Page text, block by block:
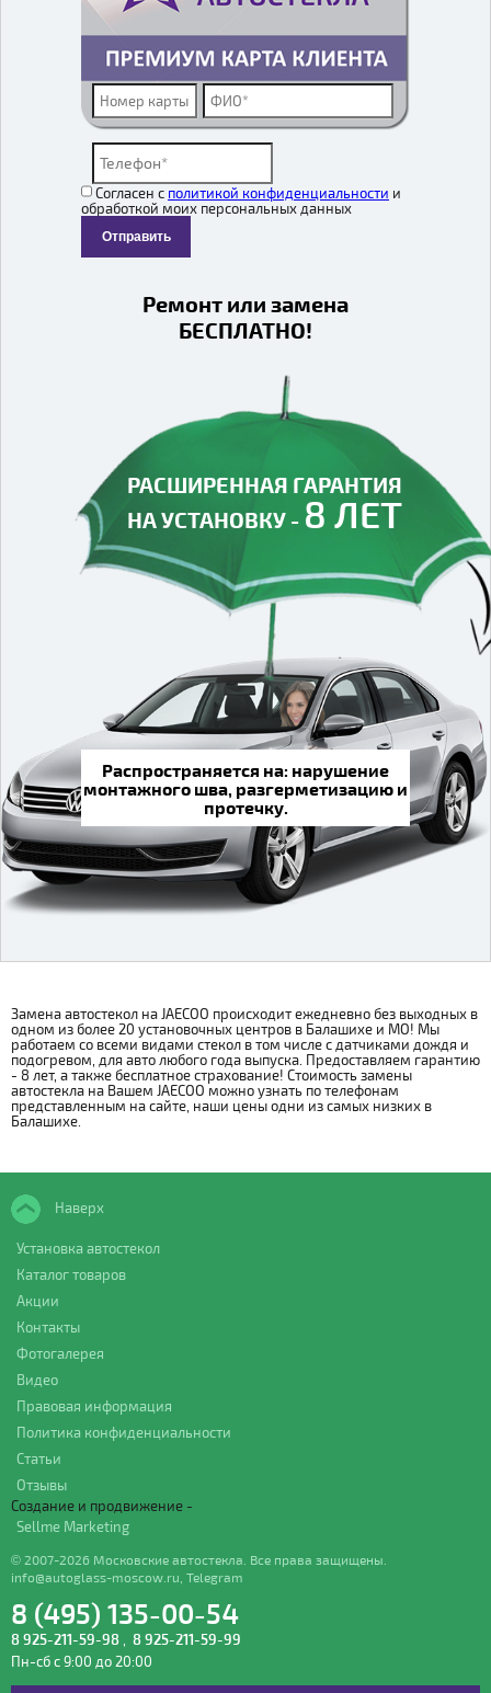
Согласен с политикой конфиденциальности и
обработкой моих персональных данных
Отправить
Ремонт или замена
БЕСПЛАТНО!
РАСШИРЕННАЯ ГАРАНТИЯ
НА УСТАНОВКУ - 8 ЛЕТ
Распространяется на: нарушение
монтажного шва, разгерметизацию и
протечку.
Замена автостекол на JAECOO происходит ежедневно без выходных в
одном из более 20 установочных центров в Балашихе и МО! Мы
работаем со всеми видами стекол в том числе с датчиками дождя и
подогревом, для авто любого года выпуска. Предоставляем гарантию
- 8 лет, а также бесплатное страхование! Стоимость замены
автостекла на Вашем JAECOO можно узнать по телефонам
представленным на сайте, наши цены одни из самых низких в
Балашихе.
Наверх
Установка автостекол
Каталог товаров
Акции
Контакты
Фотогалерея
Видео
Правовая информация
Политика конфиденциальности
Статьи
Отзывы
Создание и продвижение -
Sellme Marketing
© 2007-2026 Московские автостекла. Все права защищены.
info@autoglass-moscow.ru Telegram
8 (495) 135-00-54
8 925-211-59-98
8 925-211-59-99
Пн-сб с 9:00 до 20:00